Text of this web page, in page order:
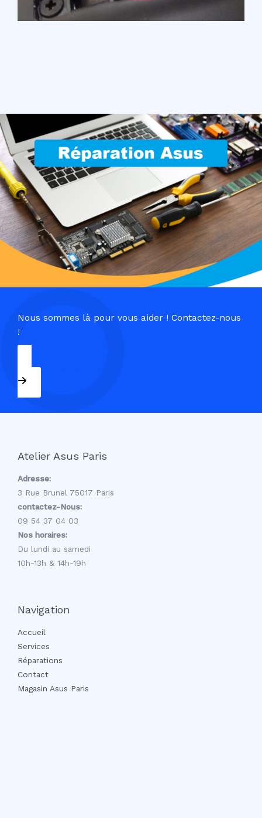
Nous sommes là pour vous aider ! Contactez-nous
!
09 54 37 04 03
Atelier Asus Paris
Adresse:
3 Rue Brunel 75017 Paris
contactez-Nous:
09 54 37 04 03
Nos horaires:
Du lundi au samedi
10h-13h & 14h-19h
Navigation
Accueil
Services
Réparations
Contact
Magasin Asus Paris